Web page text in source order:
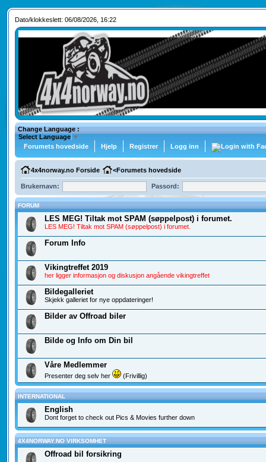
Dato/klokkeslett: 06/08/2026, 16:22
Change Language :
Select Language ▼
Forumets hovedside
Hjelp Registrer Logg inn
4x4norway.no Forside <Forumets hovedside
Brukernavn: Passord:
FORUM
LES MEG! Tiltak mot SPAM (søppelpost) i forumet.
LES MEG! Tiltak mot SPAM (søppelpost) i forumet.
Forum Info
Vikingtreffet 2019
her ligger informasjon og diskusjon angående vikingtreffet
Bildegalleriet
Skjekk galleriet for nye oppdateringer!
Bilder av Offroad biler
Bilde og Info om Din bil
Våre Medlemmer
Presenter deg selv her (Frivillig)
INTERNATIONAL
English
Dont forget to check out Pics & Movies further down
4X4NORWAY.NO VIRKSOMHET
Offroad bil forsikring